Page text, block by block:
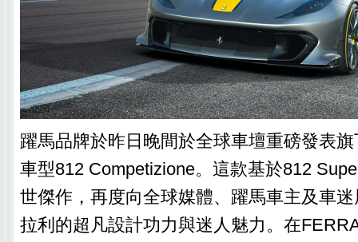
躍馬品牌於昨日晚間於全球車壇重磅發表
車型812 Competizione。這款基於812
世傑作，再度向全球媒體、躍馬車主及車
拉利的超凡設計功力與迷人魅力。在